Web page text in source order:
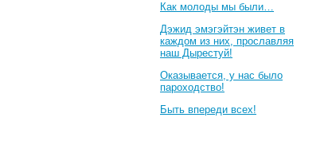
Как молоды мы были…
Дэжид эмэгэйтэн живет в
каждом из них, прославляя
наш Дырестуй!
Оказывается, у нас было
пароходство!
Быть впереди всех!